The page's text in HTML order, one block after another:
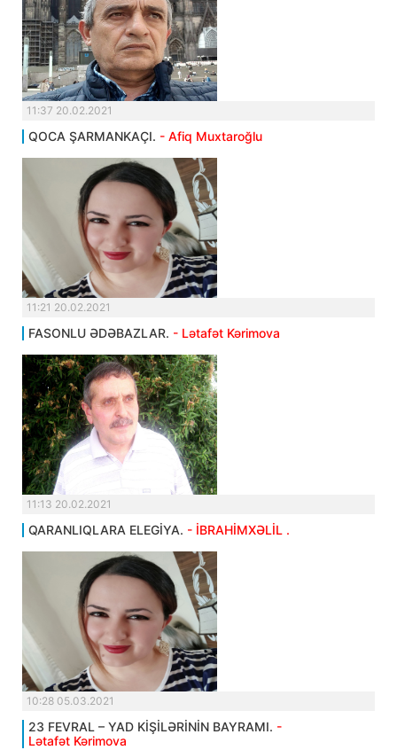
11:37 20.02.2021
QOCA ŞARMANKAÇI. - Afiq Muxtaroğlu
11:21 20.02.2021
FASONLU ƏDƏBAZLAR. - Lətafət Kərimova
11:13 20.02.2021
QARANLIQLARA ELEGİYA. - İBRAHİMXƏLİL .
10:28 05.03.2021
23 FEVRAL – YAD KİŞİLƏRİNİN BAYRAMI. -
Lətafət Kərimova